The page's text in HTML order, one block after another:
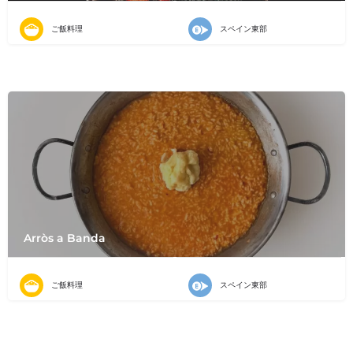
ご飯料理 スペイン東部
Arròs a Banda
ご飯料理 スペイン東部